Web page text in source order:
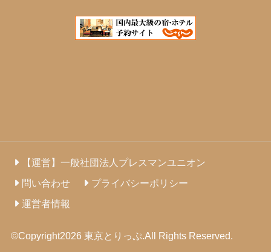
【運営】一般社団法人プレスマンユニオン
問い合わせ
プライバシーポリシー
運営者情報
©Copyright2026 東京とりっぷ.All Rights Reserved.